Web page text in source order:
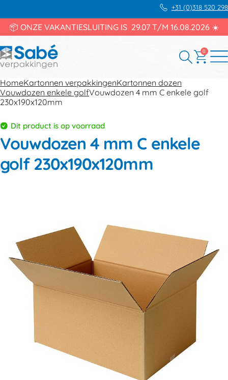
+31 (0)318 520 298
📦 ONZE VAKANTIESLUITING IS 29.07 T/M 16.08.2026 ☀️
0
HomeKartonnen verpakkingenKartonnen dozen
Vouwdozen enkele golfVouwdozen 4 mm C enkele golf
230x190x120mm
Dit product is op voorraad
Vouwdozen 4 mm C enkele
golf 230x190x120mm